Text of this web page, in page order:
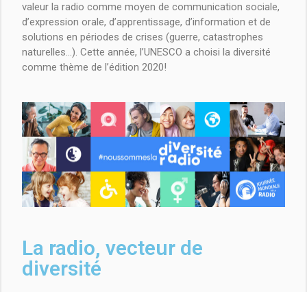
valeur la radio comme moyen de communication sociale,
d’expression orale, d’apprentissage, d’information et de
solutions en périodes de crises (guerre, catastrophes
naturelles…). Cette année, l’UNESCO a choisi la diversité
comme thème de l’édition 2020!
La radio, vecteur de
diversité